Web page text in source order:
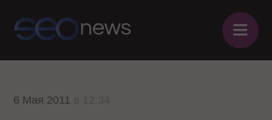
≡
6 Мая 2011